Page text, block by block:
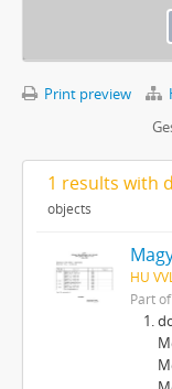
Print preview
1 results with
objects
HU
Part of